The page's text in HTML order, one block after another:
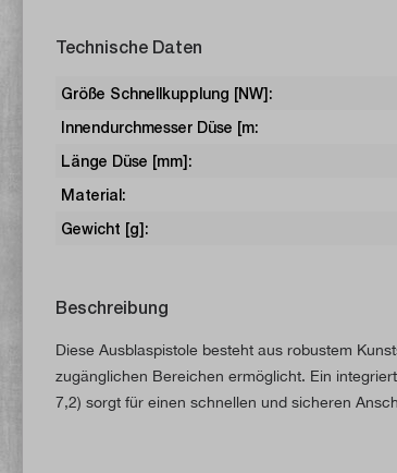
Technische Daten
Größe Schnellkupplung [NW]:
Innendurchmesser Düse [m:
Länge Düse [mm]:
Material:
Gewicht [g]:
Beschreibung
Diese Ausblaspistole besteht aus robustem
zugänglichen Bereichen ermöglicht. Ein
7,2) sorgt für einen schnellen und sicheren